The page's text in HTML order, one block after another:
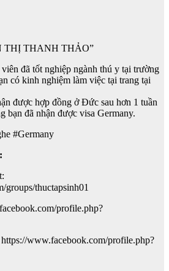
THỊ THANH THẢO”
đã tốt nghiệp ngành thú y tại trường
có kinh nghiệm làm việc tại trang tại
được hợp đồng ở Đức sau hơn 1 tuần
bạn đã nhận được visa Germany.
#Germany
groups/thuctapsinh01
profile.php?
https://www.facebook.com/profile.php?